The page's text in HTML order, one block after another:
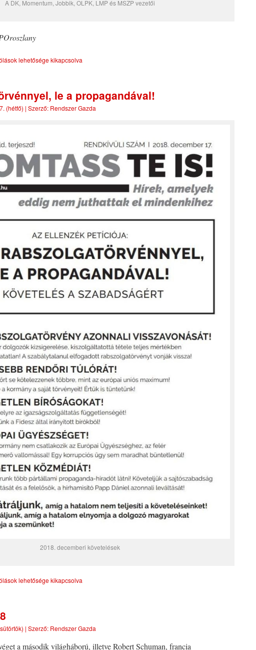
A DK, Momentum, Jobbik, OLPK, LMP és MSZP vezetői
lehetősége kikapcsolva
le a propagandával!
(hétfő) | Szerző: Rendszer Gazda
2018. decemberi követelések
lehetősége kikapcsolva
| Szerző: Rendszer Gazda
a második világháború, illetve Robert Schuman, francia